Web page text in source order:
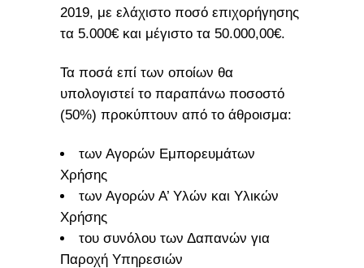
2019, με ελάχιστο ποσό επιχορήγησης
τα 5.000€ και μέγιστο τα 50.000,00€.
Τα ποσά επί των οποίων θα
υπολογιστεί το παραπάνω ποσοστό
(50%) προκύπτουν από το άθροισμα:
των Αγορών Εμπορευμάτων
Χρήσης
των Αγορών Α’ Υλών και Υλικών
Χρήσης
του συνόλου των Δαπανών για
Παροχή Υπηρεσιών